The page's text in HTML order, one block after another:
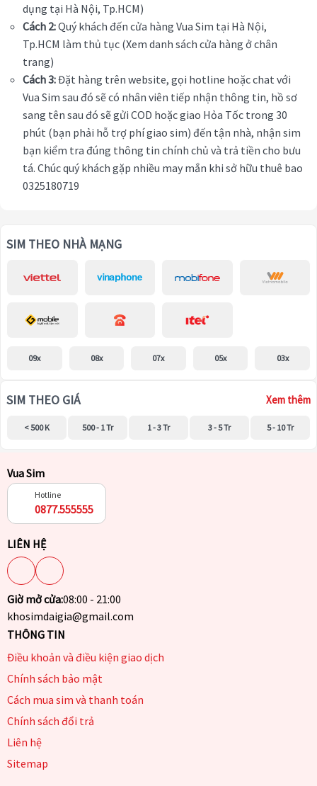
dụng tại Hà Nội, Tp.HCM)
Cách 2:Quý khách đến cửa hàng Vua Sim tại Hà Nội,
Tp.HCM làm thủ tục (Xem danh sách cửa hàng ở chân
trang)
Cách 3:Đặt hàng trên website, gọi hotline hoặc chat với
Vua Sim sau đó sẽ có nhân viên tiếp nhận thông tin, hồ sơ
sang tên sau đó sẽ gửi COD hoặc giao Hỏa Tốc trong 30
phút (bạn phải hỗ trợ phí giao sim) đến tận nhà, nhận sim
bạn kiểm tra đúng thông tin chính chủ và trả tiền cho bưu
tá. Chúc quý khách gặp nhiều may mắn khi sở hữu thuê bao
0325180719
SIM THEO NHÀ MẠNG
09x 08x 07x 05x 03x
SIM THEO GIÁ Xem thêm
< 500 K 500 - 1 Tr 1 - 3 Tr 3 - 5 Tr 5 - 10 Tr
Vua Sim
Hotline
0877.555555
LIÊN HỆ
Giờ mở cửa:08:00 - 21:00
khosimdaigia@gmail.com
THÔNG TIN
Điều khoản và điều kiện giao dịch
Chính sách bảo mật
Cách mua sim và thanh toán
Chính sách đổi trả
Liên hệ
Sitemap